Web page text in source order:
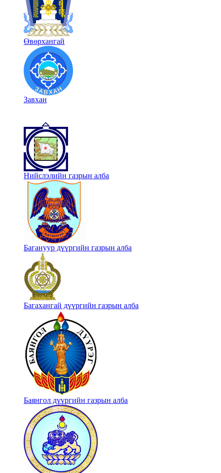
Өвөрхангай
Завхан
Нийслэлийн газрын алба
Багануур дүүргийн газрын алба
Багахангай дүүргийн газрын алба
Баянгол дүүргийн газрын алба